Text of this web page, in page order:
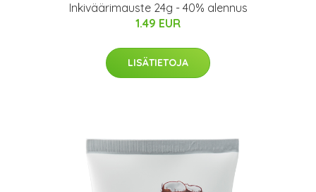
Inkiväärimauste 24g - 40% alennus
1.49 EUR
LISÄTIETOJA